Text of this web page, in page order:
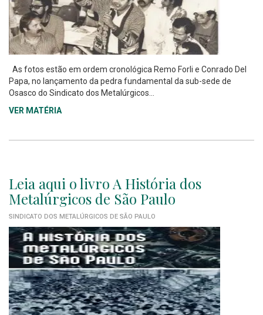
As fotos estão em ordem cronológica Remo Forli e Conrado Del
Papa, no lançamento da pedra fundamental da sub-sede de
Osasco do Sindicato dos Metalúrgicos...
VER MATÉRIA
Leia aqui o livro A História dos
Metalúrgicos de São Paulo
SINDICATO DOS METALÚRGICOS DE SÃO PAULO